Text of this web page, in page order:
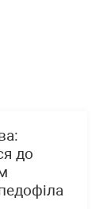
до